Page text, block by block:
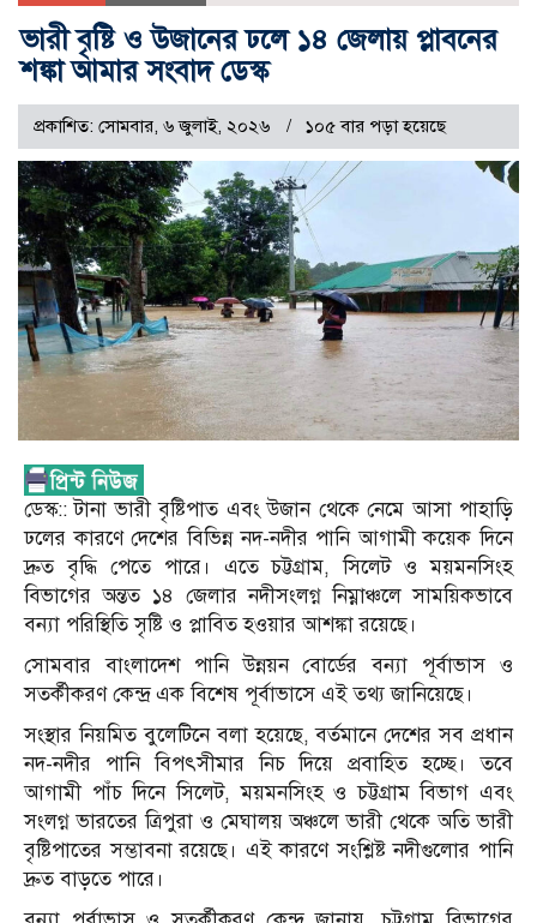
ভারী বৃষ্টি ও উজানের ঢলে ১৪ জেলায় প্লাবনের
শঙ্কা আমার সংবাদ ডেস্ক
প্রকাশিত: সোমবার, ৬ জুলাই, ২০২৬ ১০৫ বার পড়া হয়েছে
ডেস্ক:: টানা ভারী বৃষ্টিপাত এবং উজান থেকে নেমে আসা পাহাড়ি
ঢলের কারণে দেশের বিভিন্ন নদ-নদীর পানি আগামী কয়েক দিনে
দ্রুত বৃদ্ধি পেতে পারে। এতে চট্টগ্রাম, সিলেট ও ময়মনসিংহ
বিভাগের অন্তত ১৪ জেলার নদীসংলগ্ন নিম্নাঞ্চলে সাময়িকভাবে
বন্যা পরিস্থিতি সৃষ্টি ও প্লাবিত হওয়ার আশঙ্কা রয়েছে।
সোমবার বাংলাদেশ পানি উন্নয়ন বোর্ডের বন্যা পূর্বাভাস ও
সতর্কীকরণ কেন্দ্র এক বিশেষ পূর্বাভাসে এই তথ্য জানিয়েছে।
সংস্থার নিয়মিত বুলেটিনে বলা হয়েছে, বর্তমানে দেশের সব প্রধান
নদ-নদীর পানি বিপৎসীমার নিচ দিয়ে প্রবাহিত হচ্ছে। তবে
আগামী পাঁচ দিনে সিলেট, ময়মনসিংহ ও চট্টগ্রাম বিভাগ এবং
সংলগ্ন ভারতের ত্রিপুরা ও মেঘালয় অঞ্চলে ভারী থেকে অতি ভারী
বৃষ্টিপাতের সম্ভাবনা রয়েছে। এই কারণে সংশ্লিষ্ট নদীগুলোর পানি
দ্রুত বাড়তে পারে।